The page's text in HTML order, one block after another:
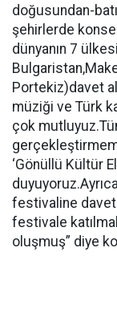
doğusundan-
şehirlerde
dünyanın 7
Portekiz)davet
müziği ve Türk
çok
‘Gönüllü Kültür
festivaline davet
festivale
oluşmuş” diye